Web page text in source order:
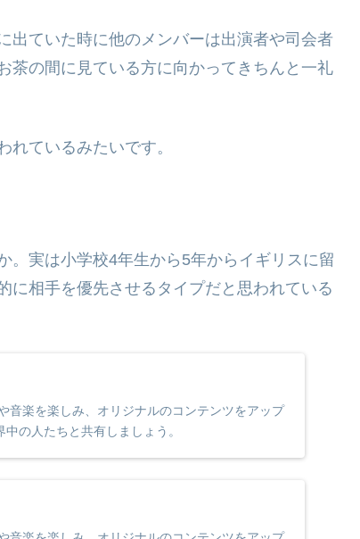
出ていた時に他のメンバーは出演者や司会者
茶の間に見ている方に向かってきちんと一礼
ているみたいです。
。実は小学校4年生から5年からイギリスに留
に相手を優先させるタイプだと思われている
音楽を楽しみ、オリジナルのコンテンツをアップ
の人たちと共有しましょう。